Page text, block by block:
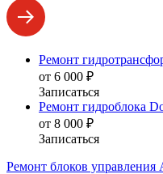
Ремонт
от 6 000 ₽
Записаться
Ремонт гидроблока
от 8 000 ₽
Записаться
Ремонт блоков